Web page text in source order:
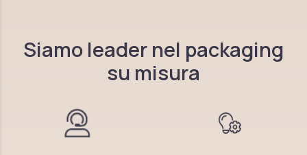
Siamo leader nel packaging
su misura